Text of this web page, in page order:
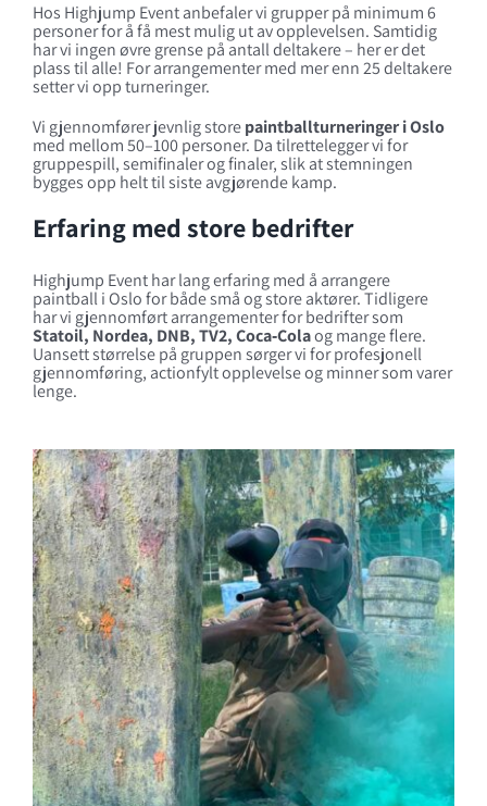
Hos Highjump Event anbefaler vi grupper på minimum 6
personer for å få mest mulig ut av opplevelsen. Samtidig
har vi ingen øvre grense på antall deltakere – her er det
plass til alle! For arrangementer med mer enn 25 deltakere
setter vi opp turneringer.
Vi gjennomfører jevnlig storepaintballturneringer i Oslo
med mellom 50–100 personer. Da tilrettelegger vi for
gruppespill, semifinaler og finaler, slik at stemningen
bygges opp helt til siste avgjørende kamp.
Erfaring med store bedrifter
Highjump Event har lang erfaring med å arrangere
paintball i Oslo for både små og store aktører. Tidligere
har vi gjennomført arrangementer for bedrifter som
Statoil, Nordea, DNB, TV2, Coca‑Colaog mange flere.
Uansett størrelse på gruppen sørger vi for profesjonell
gjennomføring, actionfylt opplevelse og minner som varer
lenge.